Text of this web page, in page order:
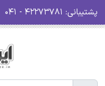
پشتیبانی: